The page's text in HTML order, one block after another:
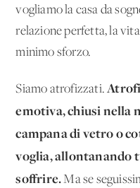
vogliamo la casa da
relazione perfetta, la
minimo sforzo.
Siamo atrofizzati.
emotiva, chiusi nella
campana di vetro o
voglia, allontanando
soffrire.Ma se